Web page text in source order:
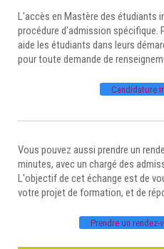
L'accès en Mastère des étudiants
procédure d'admission spécifique.
aide les étudiants dans leurs
pour toute demande de
Candidature
Vous pouvez aussi prendre un
minutes, avec un chargé des
L'objectif de cet échange est de
votre projet de formation, et de
Prendre un